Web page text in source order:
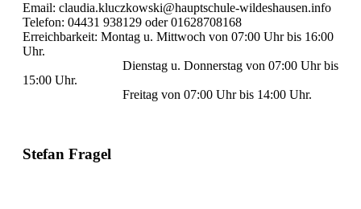
Email: claudia.kluczkowski@hauptschule-wildeshausen.info
Telefon: 04431 938129 oder 01628708168
Erreichbarkeit: Montag u. Mittwoch von 07:00 Uhr bis 16:00
Uhr.
Dienstag u. Donnerstag von 07:00 Uhr bis
15:00 Uhr.
Freitag von 07:00 Uhr bis 14:00 Uhr.
Stefan Fragel